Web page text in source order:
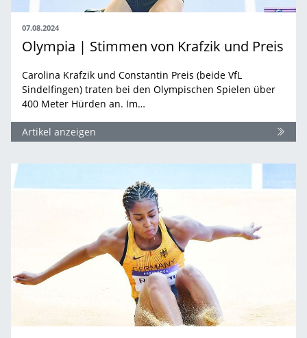
07.08.2024
Olympia | Stimmen von Krafzik und Preis
Carolina Krafzik und Constantin Preis (beide VfL
Sindelfingen) traten bei den Olympischen Spielen über
400 Meter Hürden an. Im…
Artikel anzeigen